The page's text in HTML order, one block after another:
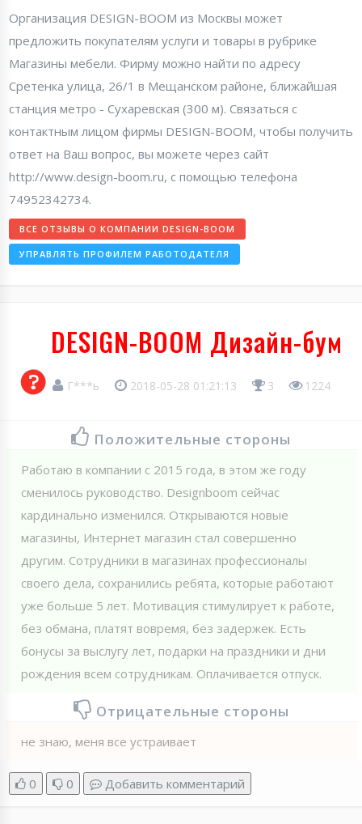
Организация DESIGN-BOOM из Москвы может
предложить покупателям услуги и товары в рубрике
Магазины мебели. Фирму можно найти по адресу
Сретенка улица, 26/1 в Мещанском районе, ближайшая
станция метро - Сухаревская (300 м). Связаться с
контактным лицом фирмы DESIGN-BOOM, чтобы получить
ответ на Ваш вопрос, вы можете через сайт
http://www.design-boom.ru, с помощью телефона
74952342734.
ВСЕ ОТЗЫВЫ О КОМПАНИИ DESIGN-BOOM
УПРАВЛЯТЬ ПРОФИЛЕМ РАБОТОДАТЕЛЯ
DESIGN-BOOM Дизайн-бум
Г***ь 2018-05-28 01:21:13 3 1224
Положительные стороны
Работаю в компании с 2015 года, в этом же году
сменилось руководство. Designboom сейчас
кардинально изменился. Открываются новые
магазины, Интернет магазин стал совершенно
другим. Сотрудники в магазинах профессионалы
своего дела, сохранились ребята, которые работают
уже больше 5 лет. Мотивация стимулирует к работе,
без обмана, платят вовремя, без задержек. Есть
бонусы за выслугу лет, подарки на праздники и дни
рождения всем сотрудникам. Оплачивается отпуск.
Отрицательные стороны
не знаю, меня все устраивает
0 0 Добавить комментарий